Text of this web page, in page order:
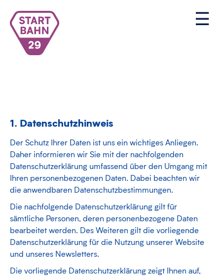
1. Datenschutzhinweis
Der Schutz Ihrer Daten ist uns ein wichtiges Anliegen.
Daher informieren wir Sie mit der nachfolgenden
Datenschutzerklärung umfassend über den Umgang mit
Ihren personenbezogenen Daten. Dabei beachten wir
die anwendbaren Datenschutzbestimmungen.
Die nachfolgende Datenschutzerklärung gilt für
sämtliche Personen, deren personenbezogene Daten
bearbeitet werden. Des Weiteren gilt die vorliegende
Datenschutzerklärung für die Nutzung unserer Website
und unseres Newsletters.
Die vorliegende Datenschutzerklärung zeigt Ihnen auf,